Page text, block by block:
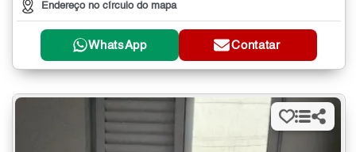
Endereço no círculo do mapa
WhatsApp Contatar